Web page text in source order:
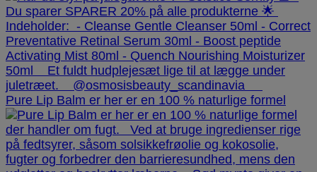
Pure Lip Balm er her er en 100 % naturlige formel